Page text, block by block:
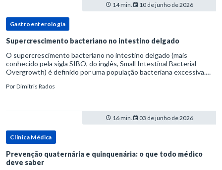
14 min. 10 de junho de 2026
Gastroenterologia
Supercrescimento bacteriano no intestino delgado
O supercrescimento bacteriano no intestino delgado (mais
conhecido pela sigla SIBO, do inglês, Small Intestinal Bacterial
Overgrowth) é definido por uma população bacteriana excessiva.
PorDimitris Rados
16 min. 03 de junho de 2026
Clínica Médica
Prevenção quaternária e quinquenária: o que todo médico
deve saber